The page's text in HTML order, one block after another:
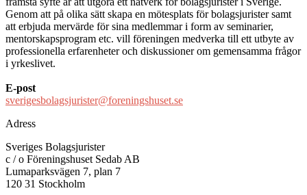
Genom att på olika sätt skapa en mötesplats för bolagsjurister samt
att erbjuda mervärde för sina medlemmar i form av seminarier,
mentorskapsprogram etc. vill föreningen medverka till ett utbyte av
professionella erfarenheter och diskussioner om gemensamma frågor
i yrkeslivet.
E-post
sverigesbolagsjurister@foreningshuset.se
Adress
Sveriges Bolagsjurister
c / o Föreningshuset Sedab AB
Lumaparksvägen 7, plan 7
120 31 Stockholm